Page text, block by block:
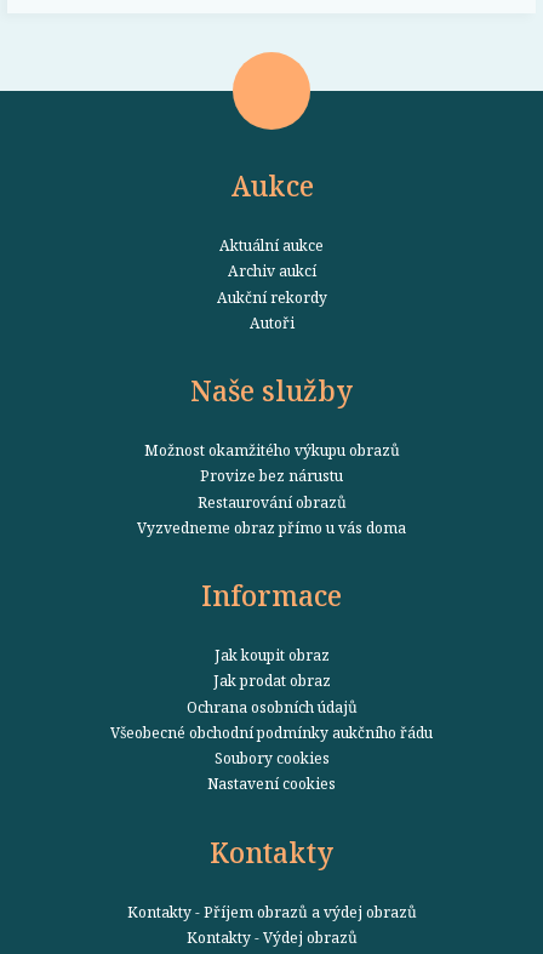
Aukce
Aktuální aukce
Archiv aukcí
Aukční rekordy
Autoři
Naše služby
Možnost okamžitého výkupu obrazů
Provize bez nárustu
Restaurování obrazů
Vyzvedneme obraz přímo u vás doma
Informace
Jak koupit obraz
Jak prodat obraz
Ochrana osobních údajů
Všeobecné obchodní podmínky aukčního řádu
Soubory cookies
Nastavení cookies
Kontakty
Kontakty - Příjem obrazů a výdej obrazů
Kontakty - Výdej obrazů